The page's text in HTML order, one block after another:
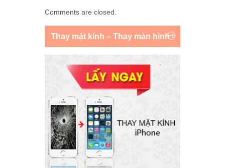
Comments are closed.
Thay mặt kính – Thay màn hình